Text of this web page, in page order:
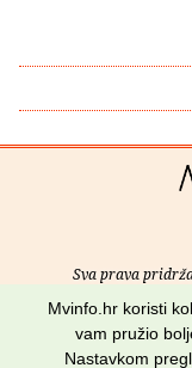
Sva prava
O nama•
Mvinfo.hr koristi
vam pružio
Nastavkom